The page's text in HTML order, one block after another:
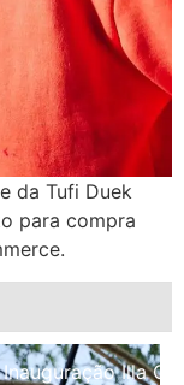
da Tufi Duek
para compra